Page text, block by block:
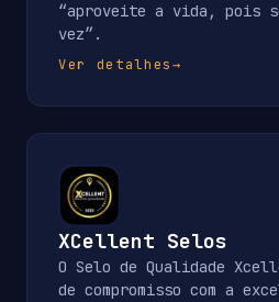
“aproveite a vida, pois
vez”.
Ver detalhes→
XCellent Selos
O Selo de Qualidade
de compromisso com a